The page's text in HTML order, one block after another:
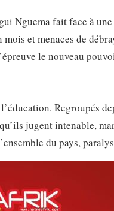
Nguema fait face à
et menaces de
le nouveau
Regroupés
jugent intenable,
du pays,